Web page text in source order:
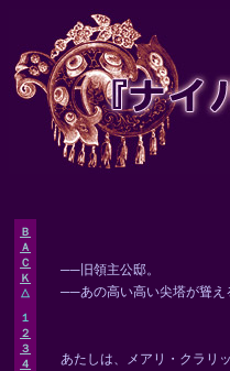
Ｂ
Ａ
Ｃ
Ｋ
△
１
２
３
４
──旧領主公邸。
──あの高い高い尖塔が聳え
あたしは、メアリ・クラリ